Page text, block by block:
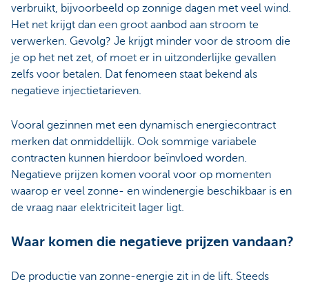
verbruikt, bijvoorbeeld op zonnige dagen met veel wind.
Het net krijgt dan een groot aanbod aan stroom te
verwerken. Gevolg? Je krijgt minder voor de stroom die
je op het net zet, of moet er in uitzonderlijke gevallen
zelfs voor betalen. Dat fenomeen staat bekend als
negatieve injectietarieven.
Vooral gezinnen met een dynamisch energiecontract
merken dat onmiddellijk. Ook sommige variabele
contracten kunnen hierdoor beïnvloed worden.
Negatieve prijzen komen vooral voor op momenten
waarop er veel zonne- en windenergie beschikbaar is en
de vraag naar elektriciteit lager ligt.
Waar komen die negatieve prijzen vandaan?
De productie van zonne-energie zit in de lift. Steeds